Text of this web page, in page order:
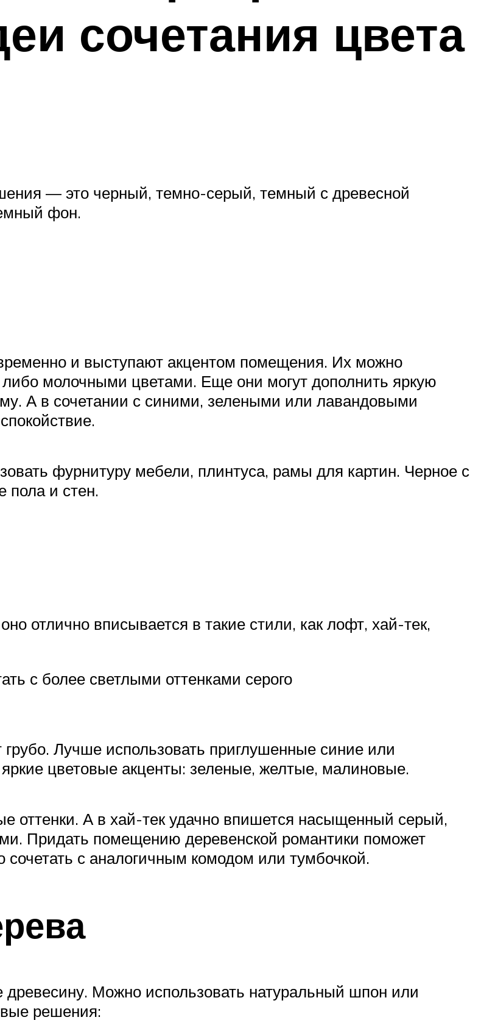
сочетания цвета
— это черный, темно-серый, темный с древесной
фон.
и выступают акцентом помещения. Их можно
молочными цветами. Еще они могут дополнить яркую
А в сочетании с синими, зелеными или лавандовыми
фурнитуру мебели, плинтуса, рамы для картин. Черное с
пола и стен.
отлично вписывается в такие стили, как лофт, хай-тек,
с более светлыми оттенками серого
Лучше использовать приглушенные синие или
цветовые акценты: зеленые, желтые, малиновые.
оттенки. А в хай-тек удачно впишется насыщенный серый,
Придать помещению деревенской романтики поможет
сочетать с аналогичным комодом или тумбочкой.
Можно использовать натуральный шпон или
решения: